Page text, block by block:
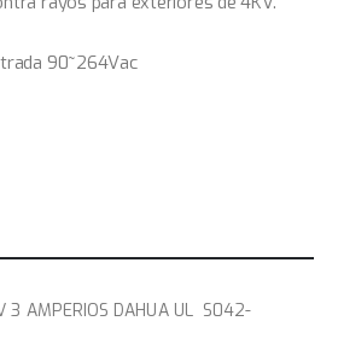
90~264Vac
3 AMPERIOS DAHUA UL S042-